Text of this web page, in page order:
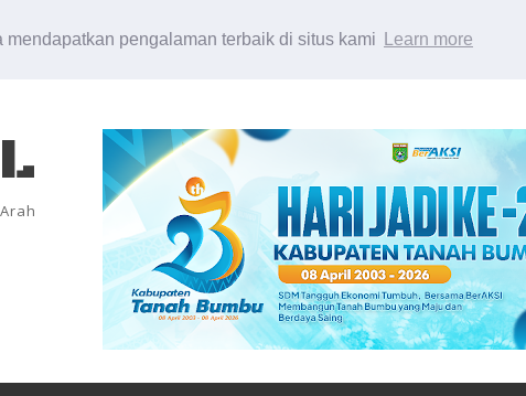
pengalaman terbaik di situs kami Learn more